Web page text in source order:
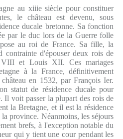
au xiiie siècle pour constituer
le château est devenu, sous
ducale bretonne. Sa fonction
par le duc lors de la Guerre folle
au roi de France. Sa fille, la
contrainte d'épouser deux rois de
VIII et Louis XII. Ces mariages
à la France, définitivement
en 1532, par François Ier.
statut de résidence ducale pour
Il voit passer la plupart des rois de
la Bretagne, et il est la résidence
province. Néanmoins, les séjours
brefs, à l'exception notable du
qui y tient une cour pendant les